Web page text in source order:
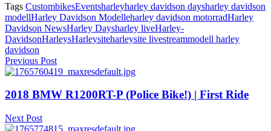
Tags CustombikesEventsharleyharley davidson daysharley davidson
modellHarley Davidson Modelleharley davidson motorradHarley
Davidson NewsHarley Daysharley liveHarley-
DavidsonHarleysHarleysiteharleysite livestreammodell harley
davidson
Previous Post
2018 BMW R1200RT-P (Police Bike!) | First Ride
Next Post